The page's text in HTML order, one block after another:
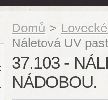
Domů >
Náletová UV
37.103 -
NÁDOBOU.